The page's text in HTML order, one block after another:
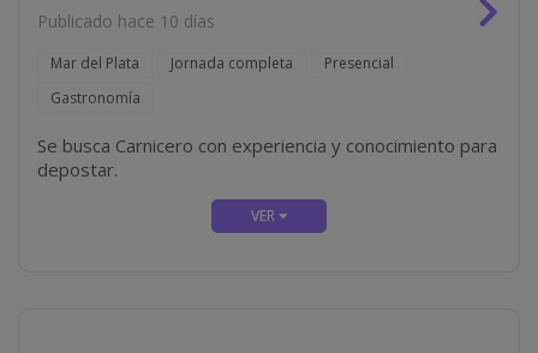
Publicado hace 10 días
Mar del Plata Jornada completa
Presencial
Gastronomía
Se busca Carnicero con experiencia y conocimiento para
depostar.